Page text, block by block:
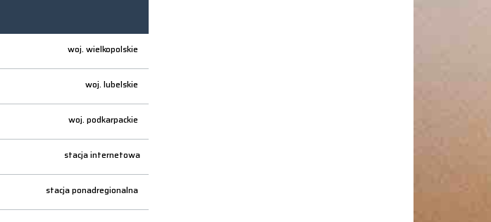
woj. wielkopolskie
woj. lubelskie
woj. podkarpackie
stacja internetowa
stacja ponadregionalna